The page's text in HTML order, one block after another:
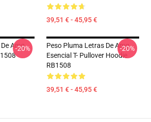
39,51 € - 45,95 €
Amg
-20%
Peso Pluma Letras De Amg
Esencial T- Pullover Hoodie
RB1508
39,51 € - 45,95 €
-20%